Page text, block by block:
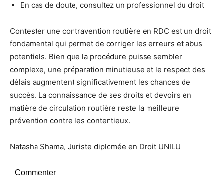
En cas de doute, consultez un professionnel du droit
Contester une contravention routière en RDC est un droit
fondamental qui permet de corriger les erreurs et abus
potentiels. Bien que la procédure puisse sembler
complexe, une préparation minutieuse et le respect des
délais augmentent significativement les chances de
succès. La connaissance de ses droits et devoirs en
matière de circulation routière reste la meilleure
prévention contre les contentieux.
Natasha Shama, Juriste diplomée en Droit UNILU
Commenter